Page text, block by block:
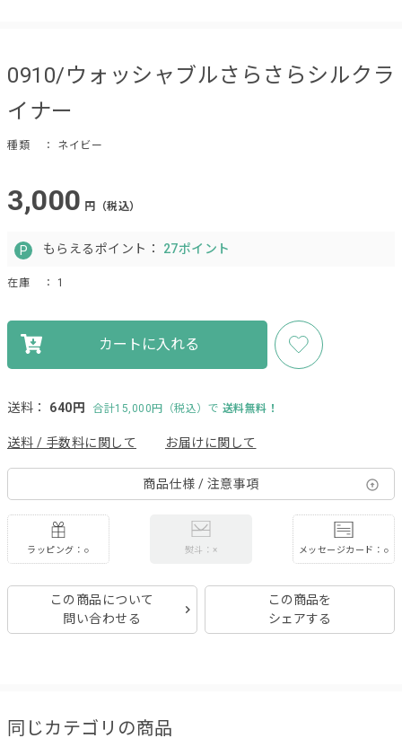
0910/ウォッシャブルさらさらシルクラ
イナー
種類 ： ネイビー
3,000 円（税込）
もらえるポイント： 27ポイント
在庫 ： 1
カートに入れる
送料： 640円 合計15,000円（税込）で 送料無料！
送料 / 手数料に関して お届けに関して
商品仕様 / 注意事項
ラッピング：○ 熨斗：× メッセージカード：○
この商品について
問い合わせる
この商品を
シェアする
同じカテゴリの商品